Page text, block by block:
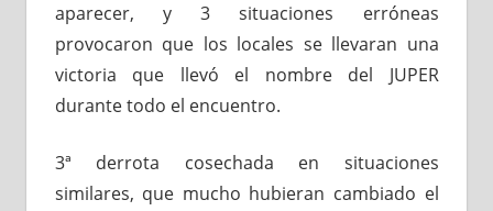
aparecer, y 3 situaciones erróneas
provocaron que los locales se llevaran una
victoria que llevó el nombre del JUPER
durante todo el encuentro.
3ª derrota cosechada en situaciones
similares, que mucho hubieran cambiado el